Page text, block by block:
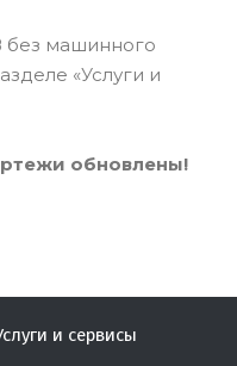
машинного
«Услуги и
обновлены!
и сервисы